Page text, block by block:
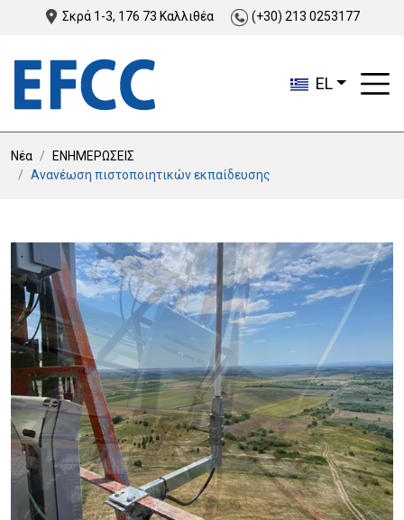
Σκρά 1-3, 176 73 Καλλιθέα (+30) 213 0253177
EL
Νέα
ΕΝΗΜΕΡΩΣΕΙΣ
Ανανέωση πιστοποιητικών εκπαίδευσης